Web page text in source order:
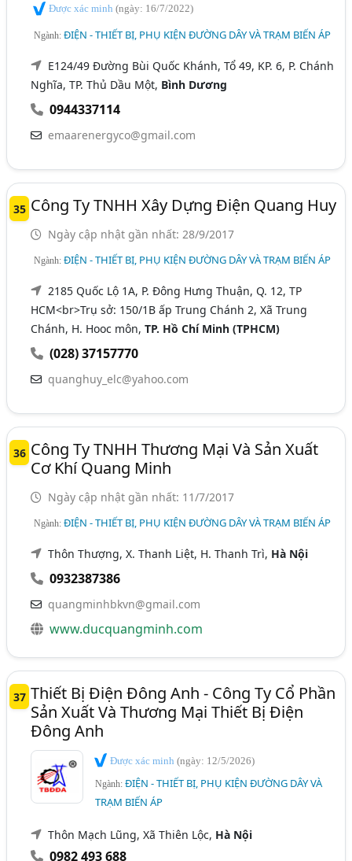
Được xác minh(ngày: 16/7/2022)
Ngành:ĐIỆN - THIẾT BỊ, PHỤ KIỆN ĐƯỜNG DÂY VÀ TRẠM BIẾN ÁP
E124/49 Đường Bùi Quốc Khánh, Tổ 49, KP. 6, P. Chánh
Nghĩa, TP. Thủ Dầu Một, Bình Dương
0944337114
emaarenergyco@gmail.com
35 Công Ty TNHH Xây Dựng Điện Quang Huy
Ngày cập nhật gần nhất: 28/9/2017
Ngành:ĐIỆN - THIẾT BỊ, PHỤ KIỆN ĐƯỜNG DÂY VÀ TRẠM BIẾN ÁP
2185 Quốc Lộ 1A, P. Đông Hưng Thuận, Q. 12, TP
HCM<br>Trụ sở: 150/1B ấp Trung Chánh 2, Xã Trung
Chánh, H. Hooc môn,TP. Hồ Chí Minh (TPHCM)
(028) 37157770
quanghuy_elc@yahoo.com
36 Công Ty TNHH Thương Mại Và Sản Xuất
Cơ Khí Quang Minh
Ngày cập nhật gần nhất: 11/7/2017
Ngành:ĐIỆN - THIẾT BỊ, PHỤ KIỆN ĐƯỜNG DÂY VÀ TRẠM BIẾN ÁP
Thôn Thượng, X. Thanh Liệt, H. Thanh Trì, Hà Nội
0932387386
quangminhbkvn@gmail.com
www.ducquangminh.com
37 Thiết Bị Điện Đông Anh - Công Ty Cổ Phần
Sản Xuất Và Thương Mại Thiết Bị Điện
Đông Anh
Được xác minh(ngày: 12/5/2026)
Ngành:ĐIỆN - THIẾT BỊ, PHỤ KIỆN ĐƯỜNG DÂY VÀ
TRẠM BIẾN ÁP
Thôn Mạch Lũng, Xã Thiên Lộc, Hà Nội
0982 493 688